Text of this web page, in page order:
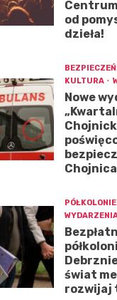
od
dzieła!
KULTURA
Nowe
PÓŁKOLONIE
świat
rozwijaj